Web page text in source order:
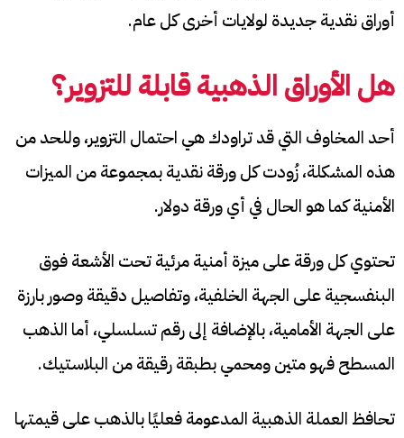
أوراق نقدية جديدة لولايات أخرى كل عام.
هل الأوراق الذهبية قابلة للتزوير؟
أحد المخاوف التي قد تراودك هي احتمال التزوير، وللحد من
هذه المشكلة، زُودت كل ورقة نقدية بمجموعة من الميزات
الأمنية كما هو الحال في أي ورقة دولار.
تحتوي كل ورقة على ميزة أمنية مرئية تحت الأشعة فوق
البنفسجية على الجهة الخلفية، وتفاصيل دقيقة وصور بارزة
على الجهة الأمامية، بالإضافة إلى رقم تسلسلي، أما الذهب
المسطح فهو متين ومحمي بطبقة رقيقة من البلاستيك.
تحافظ العملة الذهبية المدعومة فعليًا بالذهب على قيمتها